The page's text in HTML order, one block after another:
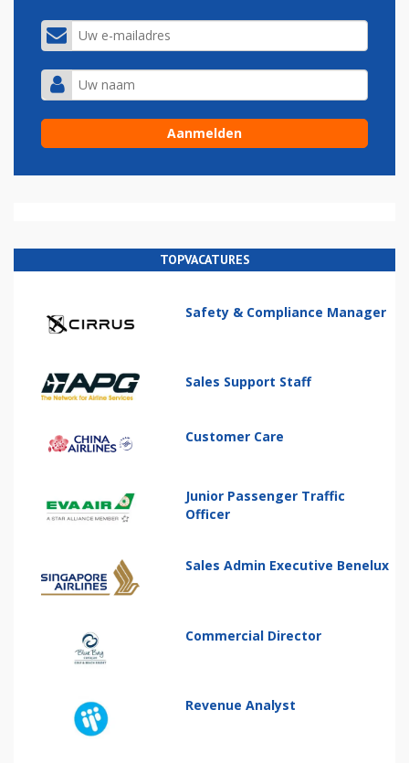
TOPVACATURES
Safety & Compliance Manager
Sales Support Staff
Customer Care
Junior Passenger Traffic
Officer
Sales Admin Executive Benelux
Commercial Director
Revenue Analyst